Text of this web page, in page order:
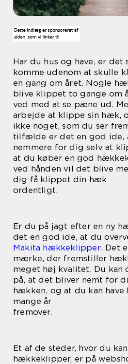
Har du hus og have, er
komme udenom at skulle
en gang om året. Nogle
blive klippet to gange om
ved med at se pæne ud.
arbejde at klippe sin hæk,
ikke noget, som du ser
tilfælde er det en god ide,
nemmere for dig selv at
at du køber en god
ved hånden vil det blive
dig få klippet din hæk
ordentligt.
Er du på jagt efter en ny
det en god ide, at du
Makita hækkeklipper. Det
mærke, der fremstiller
meget høj kvalitet. Du
på, at det bliver nemt for
hækken, og at du kan
mange år
fremover.
Et af de steder, hvor du
hækkeklipper, er på